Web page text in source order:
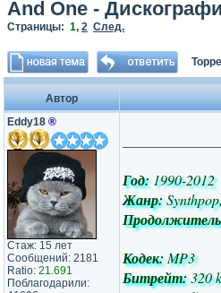
And One -
Страницы: 1, 2 След.
Автор
Eddy18 ®
Стаж: 15 лет
Сообщений: 2181
Ratio: 21.691
Поблагодарили:
Год:1990-2012
Жанр:
Кодек:MP3
Битрейт:320